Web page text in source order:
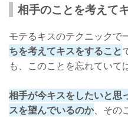
相手のことを考えて
モテるキスのテクニックで
ちを考えてキスをすること
も、このことを忘れていて
相手が今キスをしたいと思
スを望んでいるのか、その